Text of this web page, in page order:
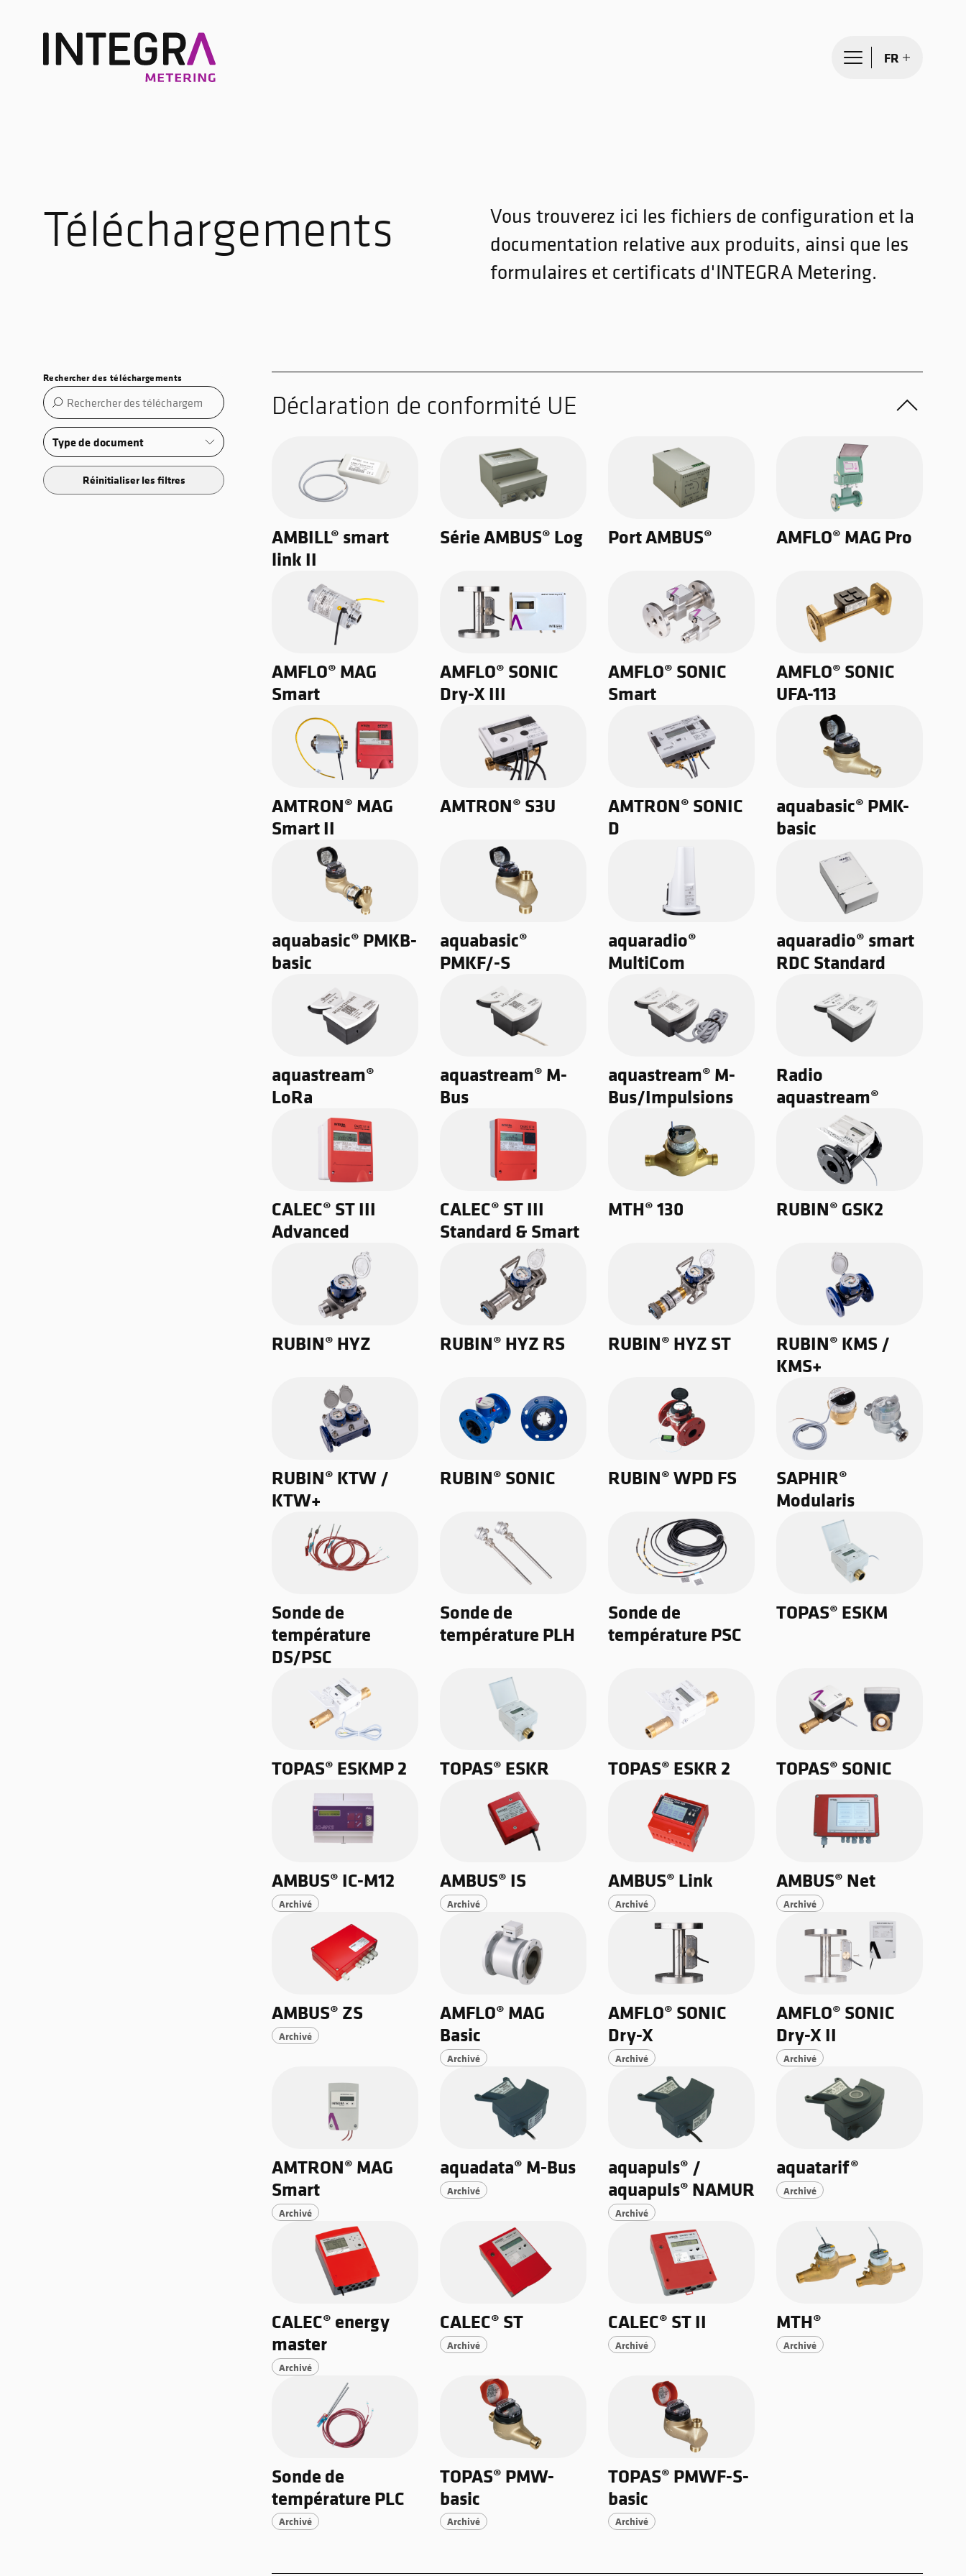
FR
Téléchargements
Vous trouverez ici les fichiers de configuration et la
documentation relative aux produits, ainsi que les
formulaires et certificats d'INTEGRA Metering.
Rechercher des téléchargements
Type de document
Réinitialiser les filtres
Déclaration de conformité UE
AMBILL® smart
link II
Série AMBUS® Log Port AMBUS® AMFLO® MAG Pro
AMFLO® MAG
Smart
AMFLO® SONIC
Dry-X III
AMFLO® SONIC
Smart
AMFLO® SONIC
UFA-113
AMTRON® MAG
Smart II
AMTRON® S3U
AMTRON® SONIC
D
aquabasic® PMK-
basic
aquabasic® PMKB-
basic
aquabasic®
PMKF/-S
aquaradio®
MultiCom
aquaradio® smart
RDC Standard
aquastream®
LoRa
aquastream® M-
Bus
aquastream® M-
Bus/Impulsions
Radio
aquastream®
CALEC® ST III
Advanced
CALEC® ST III
Standard & Smart
MTH® 130 RUBIN® GSK2
RUBIN® HYZ RUBIN® HYZ RS RUBIN® HYZ ST
RUBIN® KMS /
KMS+
RUBIN® KTW /
KTW+
RUBIN® SONIC RUBIN® WPD FS
SAPHIR®
Modularis
Sonde de
température
DS/PSC
Sonde de
température PLH
Sonde de
température PSC
TOPAS® ESKM
TOPAS® ESKMP 2 TOPAS® ESKR TOPAS® ESKR 2 TOPAS® SONIC
AMBUS® IC-M12
Archivé
AMBUS® IS
Archivé
AMBUS® Link
Archivé
AMBUS® Net
Archivé
AMBUS® ZS
Archivé
AMFLO® MAG
Basic
Archivé
AMFLO® SONIC
Dry-X
Archivé
AMFLO® SONIC
Dry-X II
Archivé
AMTRON® MAG
Smart
Archivé
aquadata® M-Bus
Archivé
aquapuls® /
aquapuls® NAMUR
Archivé
aquatarif®
Archivé
CALEC® energy
master
Archivé
CALEC® ST
Archivé
CALEC® ST II
Archivé
MTH®
Archivé
Sonde de
température PLC
Archivé
TOPAS® PMW-
basic
Archivé
TOPAS® PMWF-S-
basic
Archivé